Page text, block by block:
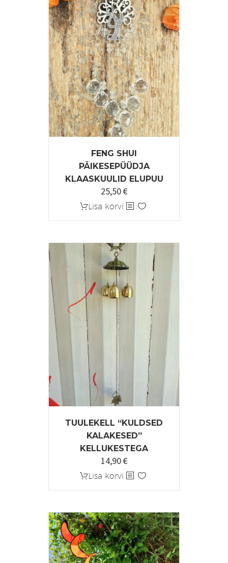
FENG SHUI
PÄIKESEPÜÜDJA
KLAASKUULID ELUPUU
25,50€
Lisa korvi
TUULEKELL “KULDSED
KALAKESED”
KELLUKESTEGA
14,90€
Lisa korvi